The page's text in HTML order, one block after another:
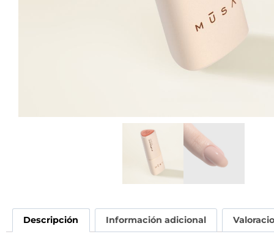
Información adicional
elegante y duradero. Su fórmula avanzada lo
coberturas, bases para gel y acrygel, pequeños
CARACTERÍSTICAS PRINCIPALES
Color Rosa Natural:ideal para un acabado
Fácil de aplicar:
el formato en botella con pincel
adecuado para coberturas, rellenos